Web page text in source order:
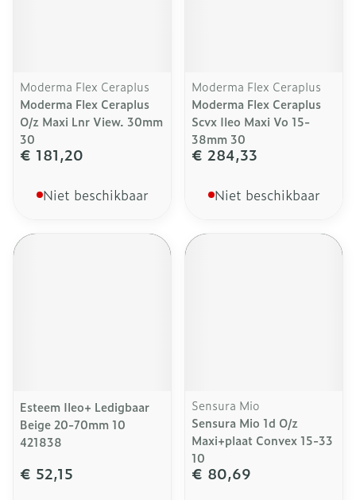
Moderma Flex Ceraplus
Moderma Flex Ceraplus
O/z Maxi Lnr View. 30mm
30
€ 181,20
Niet beschikbaar
Moderma Flex Ceraplus
Moderma Flex Ceraplus
Scvx Ileo Maxi Vo 15-
38mm 30
€ 284,33
Niet beschikbaar
Esteem Ileo+ Ledigbaar
Beige 20-70mm 10
421838
€ 52,15
Sensura Mio
Sensura Mio 1d O/z
Maxi+plaat Convex 15-33
10
€ 80,69